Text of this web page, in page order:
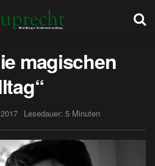
magischen
Lesedauer: 5 Minuten